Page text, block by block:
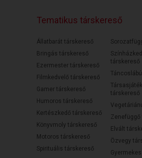
Tematikus társkereső
Állatbarát társkereső
Bringás társkereső
Ezermester társkereső
Filmkedvelő társkereső
Gamer társkereső
Humoros társkereső
Kertészkedő társkereső
Könyvmoly társkereső
Motoros társkereső
Spirituális társkereső
társkereső
társkereső
Elvált
Özvegy